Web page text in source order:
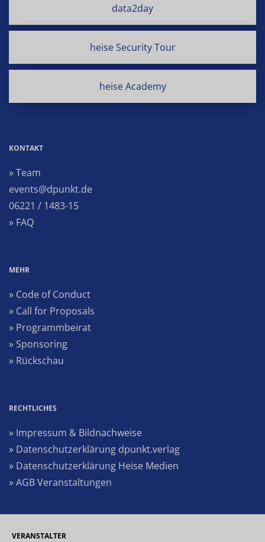
data2day
heise Security Tour
heise Academy
KONTAKT
» Team
events@dpunkt.de
06221 / 1483-15
» FAQ
MEHR
» Code of Conduct
» Call for Proposals
» Programmbeirat
» Sponsoring
» Rückschau
RECHTLICHES
» Impressum & Bildnachweise
» Datenschutzerklärung dpunkt.verlag
» Datenschutzerklärung Heise Medien
» AGB Veranstaltungen
VERANSTALTER